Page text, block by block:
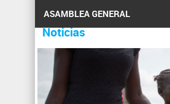
ASAMBLEA GENERAL
Se
encuentra
usted
aquí
Noticias
31 Ene 2019 -
El Secretario General ha respondido a
ha reiterado que la ONU está lista para